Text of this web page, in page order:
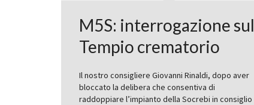
M5S: interrogazione sul
Tempio crematorio
Il nostro consigliere Giovanni Rinaldi, dopo aver
bloccato la delibera che consentiva di
raddoppiare l’impianto della Socrebi in consiglio